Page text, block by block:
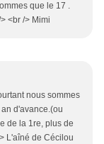
que le 17 .
<br /> Mimi
nous sommes
d'avance.(ou
de la 1re, plus de
L'aîné de Cécilou